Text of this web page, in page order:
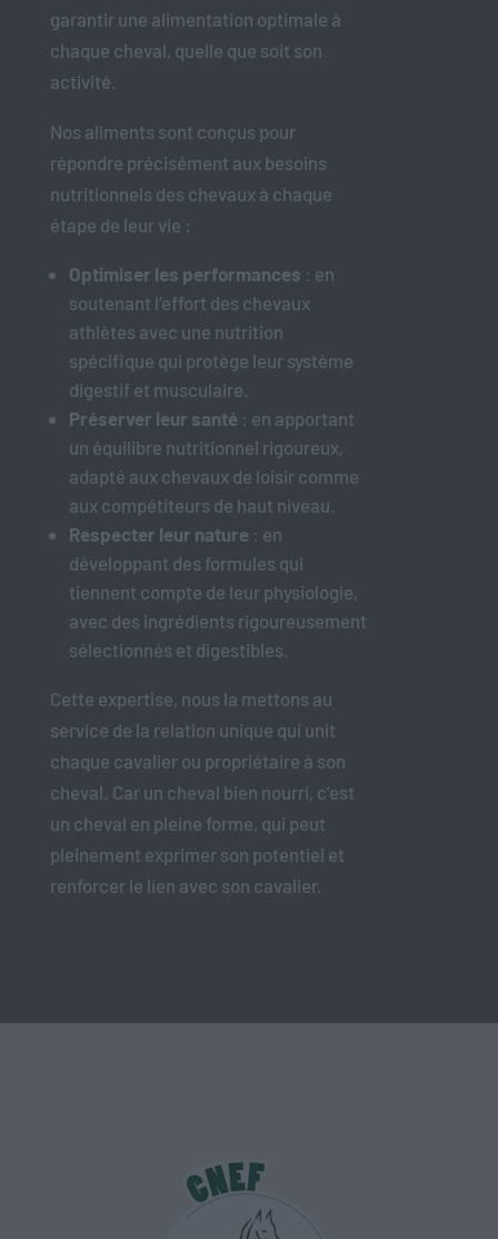
garantir une alimentation optimale à
chaque cheval, quelle que soit son
activité.
Nos aliments sont conçus pour
répondre précisément aux besoins
nutritionnels des chevaux à chaque
étape de leur vie :
Optimiser les performances : en
soutenant l’effort des chevaux
athlètes avec une nutrition
spécifique qui protège leur système
digestif et musculaire.
Préserver leur santé: en apportant
un équilibre nutritionnel rigoureux,
adapté aux chevaux de loisir comme
aux compétiteurs de haut niveau.
Respecter leur nature: en
développant des formules qui
tiennent compte de leur physiologie,
avec des ingrédients rigoureusement
sélectionnés et digestibles.
Cette expertise, nous la mettons au
service de la relation unique qui unit
chaque cavalier ou propriétaire à son
cheval. Car un cheval bien nourri, c’est
un cheval en pleine forme, qui peut
pleinement exprimer son potentiel et
renforcer le lien avec son cavalier.